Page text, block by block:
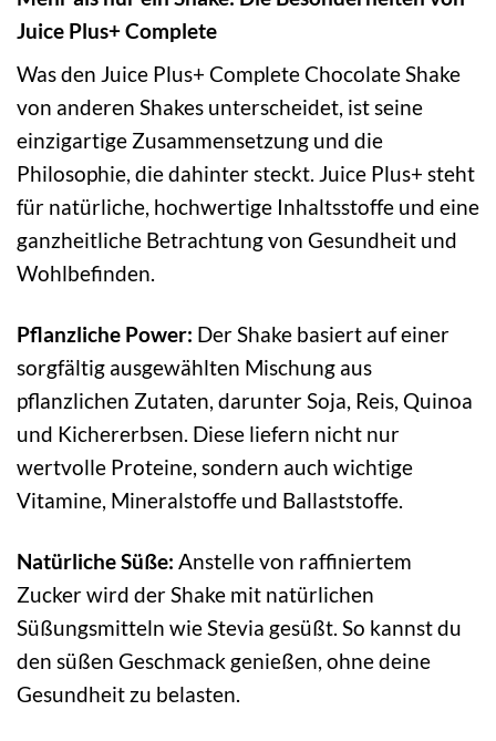
Juice Plus+ Complete
Was den Juice Plus+ Complete Chocolate Shake
von anderen Shakes unterscheidet, ist seine
einzigartige Zusammensetzung und die
Philosophie, die dahinter steckt. Juice Plus+ steht
für natürliche, hochwertige Inhaltsstoffe und eine
ganzheitliche Betrachtung von Gesundheit und
Wohlbefinden.
Pflanzliche Power: Der Shake basiert auf einer
sorgfältig ausgewählten Mischung aus
pflanzlichen Zutaten, darunter Soja, Reis, Quinoa
und Kichererbsen. Diese liefern nicht nur
wertvolle Proteine, sondern auch wichtige
Vitamine, Mineralstoffe und Ballaststoffe.
Natürliche Süße: Anstelle von raffiniertem
Zucker wird der Shake mit natürlichen
Süßungsmitteln wie Stevia gesüßt. So kannst du
den süßen Geschmack genießen, ohne deine
Gesundheit zu belasten.